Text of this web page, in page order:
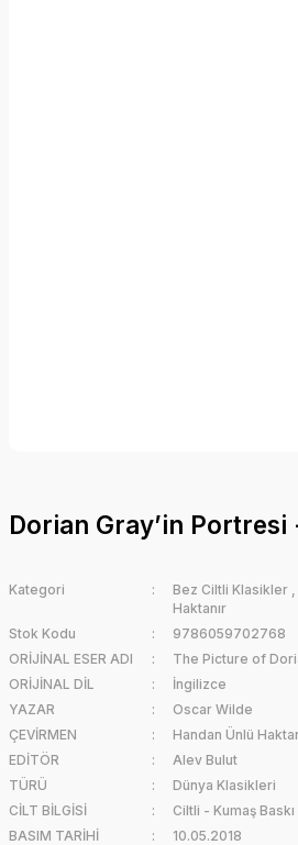
Dorian Gray’in Portresi
Kategori Bez Ciltli Klasikler ,
Haktanır
Stok Kodu
9786059702768
ORİJİNAL ESER ADI
The Picture of
ORİJİNAL DİL
İngilizce
YAZAR
Oscar Wilde
ÇEVİRMEN
Handan Ünlü
EDİTÖR
Alev Bulut
TÜRÜ
Dünya Klasikleri
CİLT BİLGİSİ
Ciltli - Kumaş Baskı
BASIM TARİHİ
10.05.2018